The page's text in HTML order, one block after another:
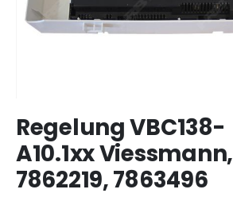
Anfang
Bildergalerie
springen
Regelung VBC138-
A10.1xx Viessmann,
7862219, 7863496